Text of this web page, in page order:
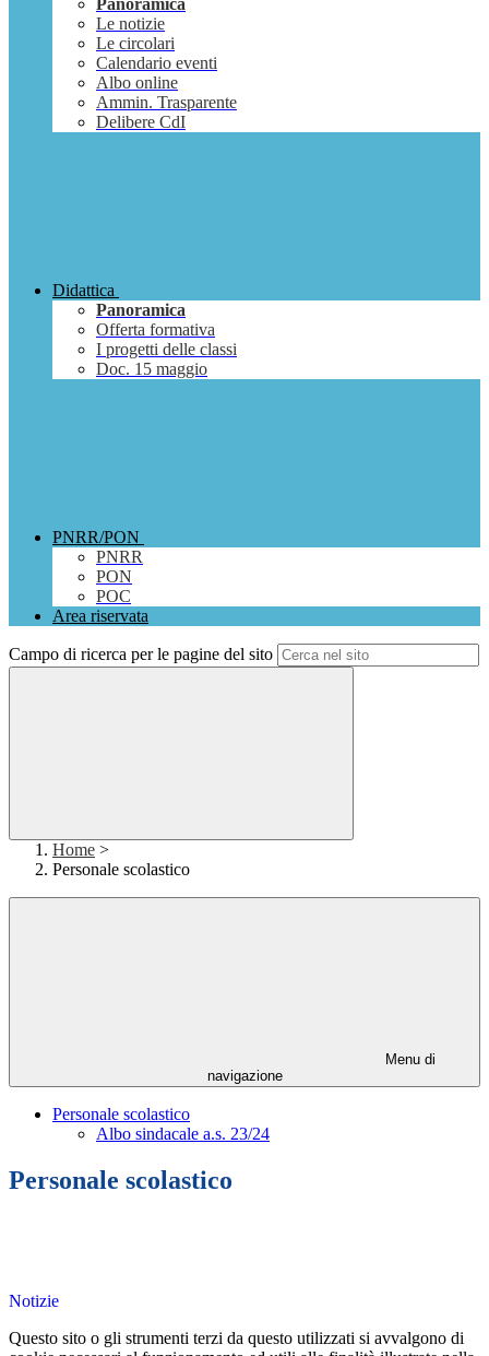
Panoramica
Le notizie
Le circolari
Calendario eventi
Albo online
Ammin. Trasparente
Delibere CdI
Didattica
Panoramica
Offerta formativa
I progetti delle classi
Doc. 15 maggio
PNRR/PON
PNRR
PON
POC
Area riservata
Campo di ricerca per le pagine del sito
Home >
Personale scolastico
Menu di
navigazione
Personale scolastico
Albo sindacale a.s. 23/24
Personale scolastico
Notizie
Questo sito o gli strumenti terzi da questo utilizzati si avvalgono di